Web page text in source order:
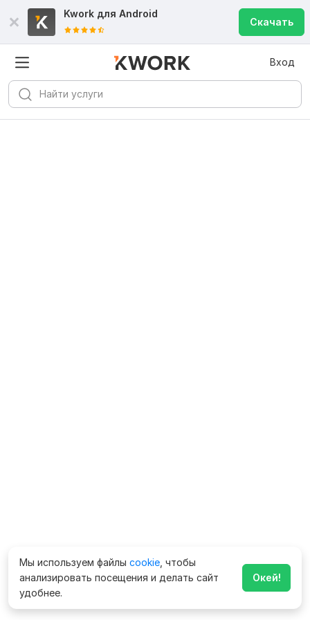
Kwork для Android
Скачать
Вход
Мы используем файлы cookie , чтобы
анализировать посещения и делать сайт
удобнее.
Окей!